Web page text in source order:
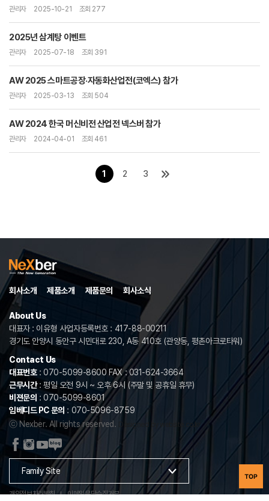
관리자 2025-10-21 조회 277
2025년 삼계탕 이벤트
관리자 2025-07-18 조회 391
AW 2025 스마트공장·자동화산업전(코엑스) 참가
관리자 2025-03-13 조회 504
AW 2024 한국 머신비전 산업전 넥스버 참가
관리자 2024-04-01 조회 461
1 2 3
회사소개 제품소개 제품문의 회사소식
About Us
대표자 : 이유형 사업자등록번호 : 417-88-00211
경기도 안양시 동안구 시민대로 230, A동 410호 (관양동, 평촌아크로타워)
Contact Us
대표번호: 070-5099-8600 FAX : 031-624-3664
근무시간: 평일 오전 9시 ~ 오후 6시 (주말 및 공휴일 휴무)
비젼문의 : 070-5099-8601
임베디드 PC 문의 : 070-5096-8759
ⓒ Nexber. All rights reserved.
Designed by website.co.kr
Family Site
개인정보처리방침 이메일무단수집거부